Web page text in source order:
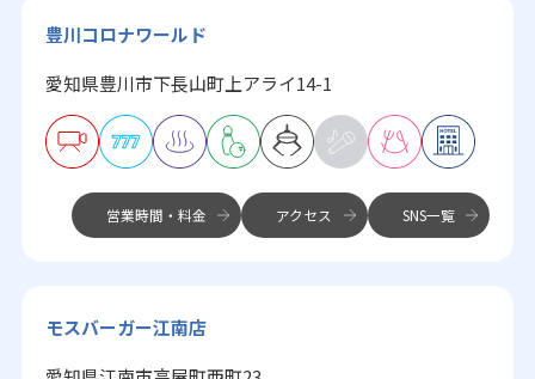
豊川コロナワールド
愛知県豊川市下長山町上アライ14-1
営業時間・料金 アクセス SNS一覧
モスバーガー江南店